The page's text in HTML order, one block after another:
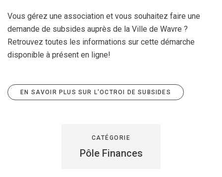
Vous gérez une association et vous souhaitez faire une
demande de subsides auprès de la Ville de Wavre ?
Retrouvez toutes les informations sur cette démarche
disponible à présent en ligne!
EN SAVOIR PLUS SUR L'OCTROI DE SUBSIDES
CATÉGORIE
Pôle Finances